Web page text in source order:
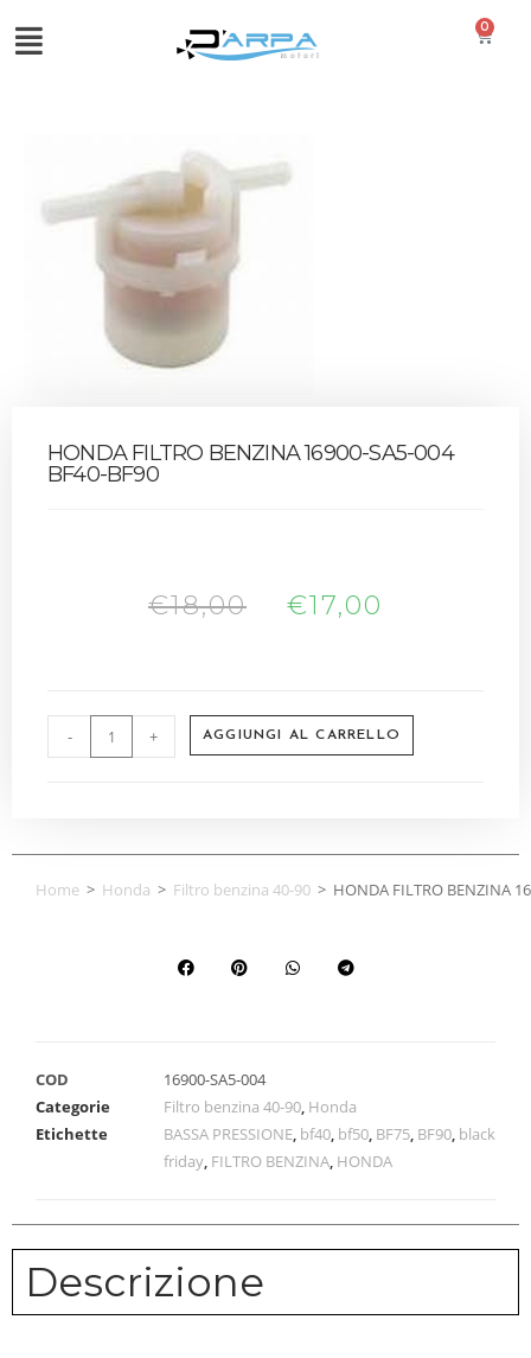
0
HONDA FILTRO BENZINA 16900-SA5-004
BF40-BF90
€18,00 €17,00
- + AGGIUNGI AL CARRELLO
Home > Honda > Filtro benzina 40-90 > HONDA FILTRO BENZINA
COD
16900-SA5-004
Categorie
Filtro benzina 40-90, Honda
Etichette
BASSA PRESSIONE, bf40, bf50, BF75, BF90, black
friday, FILTRO BENZINA, HONDA
Descrizione